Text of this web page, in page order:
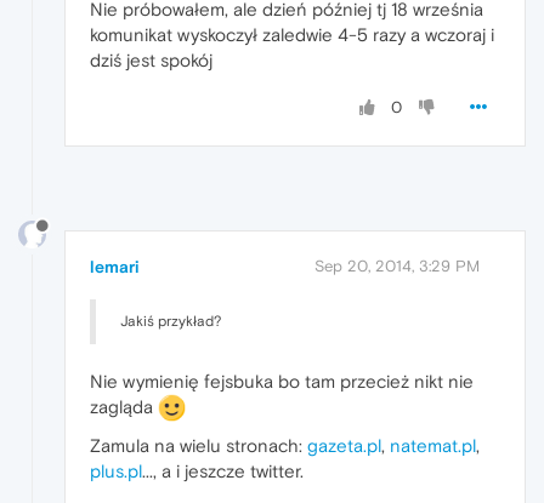
Nie próbowałem, ale dzień później tj 18 września
komunikat wyskoczył zaledwie 4-5 razy a wczoraj i
dziś jest spokój
0
lemari Sep 20, 2014, 3:29 PM
Jakiś przykład?
Nie wymienię fejsbuka bo tam przecież nikt nie
zagląda
Zamula na wielu stronach: gazeta.pl, natemat.pl,
plus.pl..., a i jeszcze twitter.